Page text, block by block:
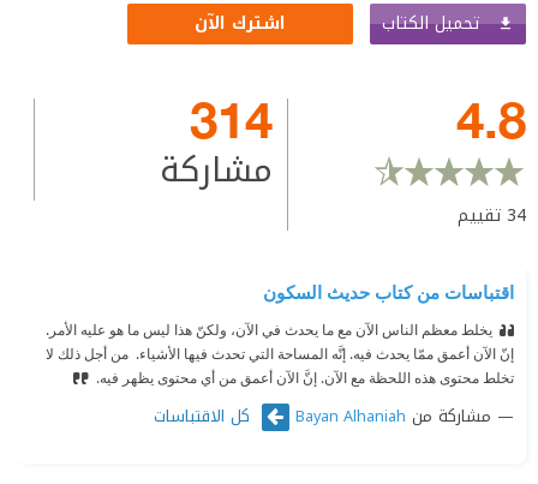
تحميل الكتاب اشترك الآن
4.8
34تقييم
314
مشاركة
اقتباسات من كتاب حديث السكون
يخلط معظم الناس الآن مع ما يحدث في الآن، ولكنّ هذا ليس ما هو عليه الأمر.
إنّ الآن أعمق ممّا يحدث فيه. إنَّه المساحة التي تحدث فيها الأشياء. ‫ من أجل ذلك لا
تخلط محتوى هذه اللحظة مع الآن. إنَّ الآن أعمق من أي محتوى يظهر فيه.
مشاركة من Bayan Alhaniah كل الاقتباسات